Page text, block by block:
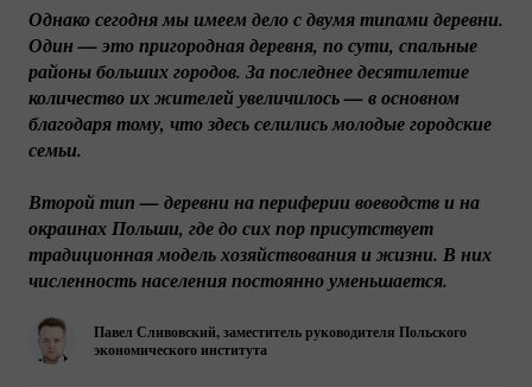
Павел Сливовский, заместитель руководителя Польского
экономического института
Однако сегодня мы имеем дело с двумя типами деревни.
Один — это пригородная деревня, по сути, спальные
районы больших городов. За последнее десятилетие
количество их жителей увеличилось — в основном
благодаря тому, что здесь селились молодые городские
семьи.
Второй тип — деревни на периферии воеводств и на
окраинах Польши, где до сих пор присутствует
традиционная модель хозяйствования и жизни. В них
численность населения постоянно уменьшается.